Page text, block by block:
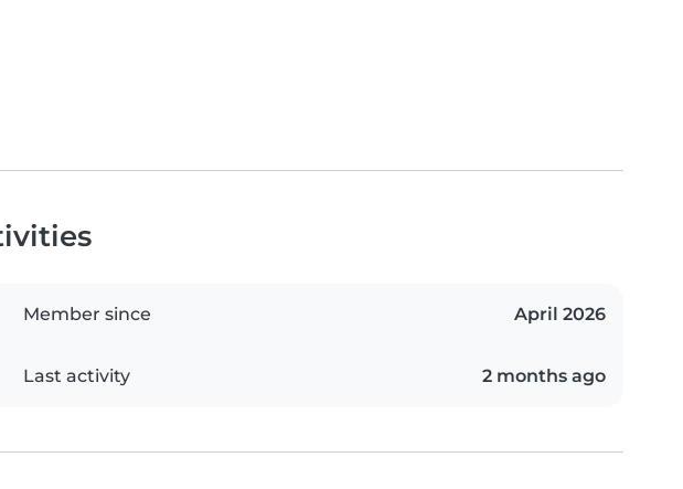
Member since April 2026
Last activity 2 months ago